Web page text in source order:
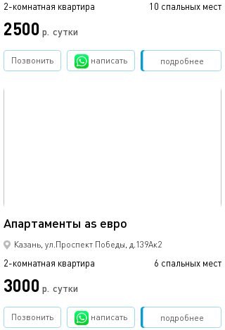
2-комнатная квартира 10 спальных мест
2500 р. сутки
подробнее
Позвонить написать Забронировать
Апартаменты as евро
Казань, ул.Проспект Победы, д.139Ак2
2-комнатная квартира 6 спальных мест
3000 р. сутки
подробнее
Позвонить написать Забронировать